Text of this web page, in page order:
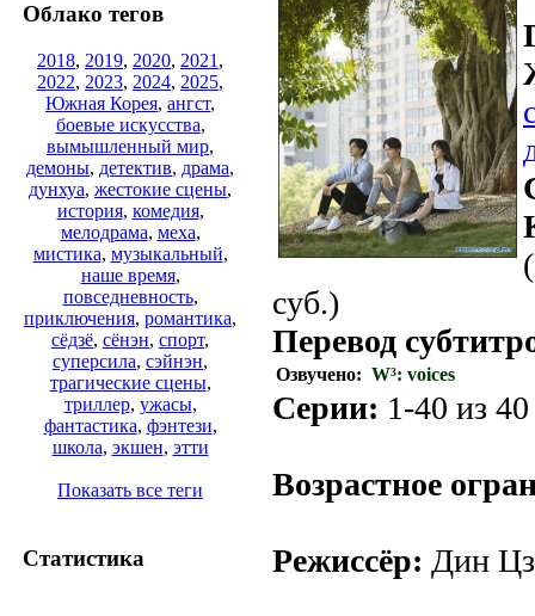
Облако тегов
2018, 2019, 2020, 2021 ,
2022, 2023, 2024, 2025,
Южная Корея, ангст,
боевые искусства,
вымышленный мир,
демоны, детектив, драма,
дунхуа, жестокие сцены,
история, комедия,
мелодрама, меха,
мистика, музыкальный,
наше время,
повседневность,
приключения, романтика,
сёдзё, сёнэн, спорт,
суперсила, сэйнэн,
трагические сцены,
триллер, ужасы,
фантастика, фэнтези,
школа, экшен, этти
Показать все теги
Статистика
суб.)
Перевод
Озвучено: W³: voices
Серии: 1-40 из
Возрастное
Режиссёр: Дин